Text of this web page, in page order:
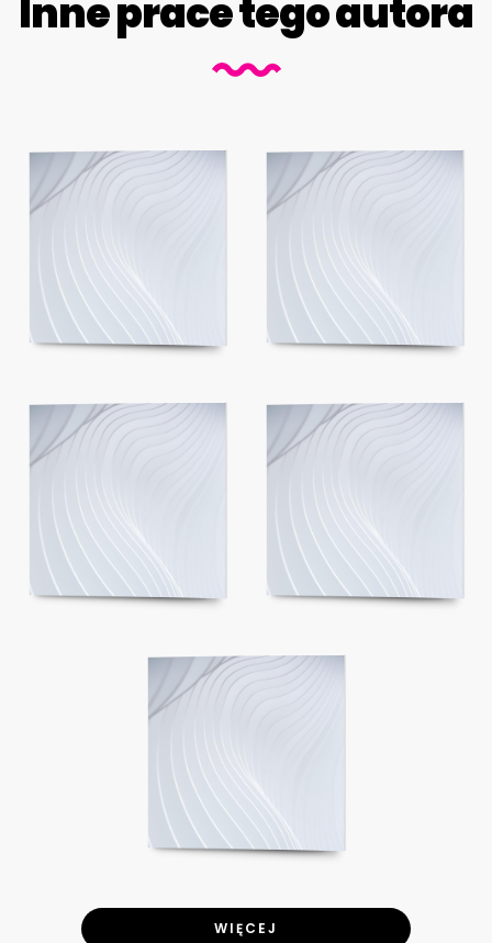
Inne prace tego autora
WIĘCEJ